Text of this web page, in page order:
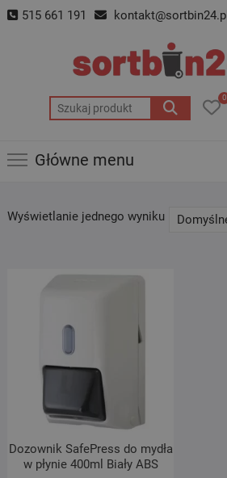
Skip 515 661 191 kontakt@sortbin24.pl
Szukaj:
0
Główne menu
Wyświetlanie jednego wyniku
Dozownik SafePress do mydła
w płynie 400ml Biały ABS